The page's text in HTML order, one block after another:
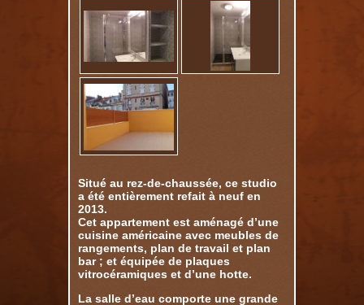
Situé au rez-de-chaussée, ce studio
a été entièrement refait à neuf en
2013.
Cet appartement est aménagé d’une
cuisine américaine avec meubles de
rangements, plan de travail et plan
bar ; et équipée de plaques
vitrocéramiques et d’une hotte.
La salle d’eau comporte une grande